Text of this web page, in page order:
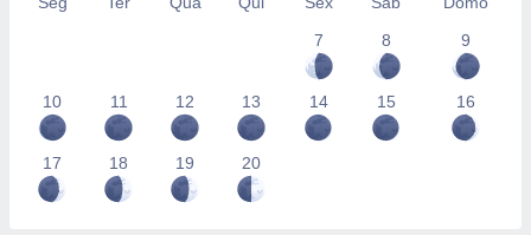
7
8 9
10 11 12 13 14 15 16
17 18 19 20